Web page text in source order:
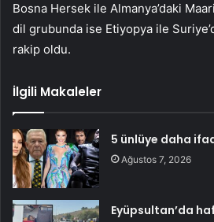
Bosna Hersek ile Almanya’daki
dil grubunda ise Etiyopya ile
rakip oldu.
İlgili Makaleler
5 ünlüye daha
Ağustos 7, 2026
Eyüpsultan’da